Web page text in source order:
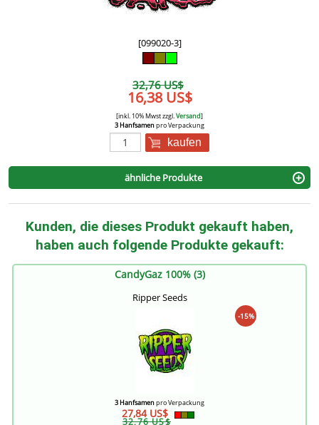
[099020-3]
32,76 US$
16,38 US$
[inkl. 10% Mwst zzgl.Versand]
3 Hanfsamenpro Verpackung
kaufen
ähnliche Produkte
Kunden, die dieses Produkt gekauft haben,
haben auch folgende Produkte gekauft:
CandyGaz 100% (3)
Ripper Seeds
-15%
3 Hanfsamenpro Verpackung
27,84 US$
32,76 US$